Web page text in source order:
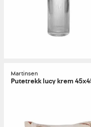
Martinsen
Putetrekk lucy krem